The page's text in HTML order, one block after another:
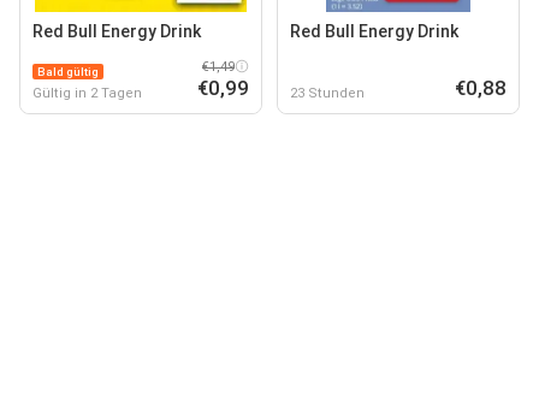
Red Bull Energy Drink
Bald gültig
Gültig in 2 Tagen
€1,49
€0,99
Red Bull Energy Drink
23 Stunden €0,88